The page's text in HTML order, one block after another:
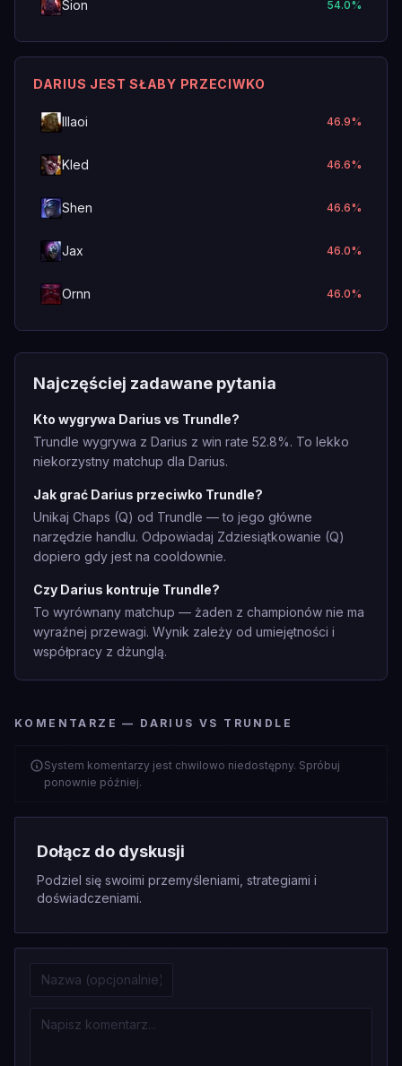
Sion 54.0%
DARIUS JEST SŁABY PRZECIWKO
Illaoi 46.9%
Kled 46.6%
Shen 46.6%
Jax 46.0%
Ornn 46.0%
Najczęściej zadawane pytania
Kto wygrywa Darius vs Trundle?
Trundle wygrywa z Darius z win rate 52.8%. To lekko
niekorzystny matchup dla Darius.
Jak grać Darius przeciwko Trundle?
Unikaj Chaps (Q) od Trundle — to jego główne
narzędzie handlu. Odpowiadaj Zdziesiątkowanie (Q)
dopiero gdy jest na cooldownie.
Czy Darius kontruje Trundle?
To wyrównany matchup — żaden z championów nie ma
wyraźnej przewagi. Wynik zależy od umiejętności i
współpracy z dżunglą.
KOMENTARZE — DARIUS VS TRUNDLE
System komentarzy jest chwilowo niedostępny. Spróbuj
ponownie później.
Dołącz do dyskusji
Podziel się swoimi przemyśleniami, strategiami i
doświadczeniami.